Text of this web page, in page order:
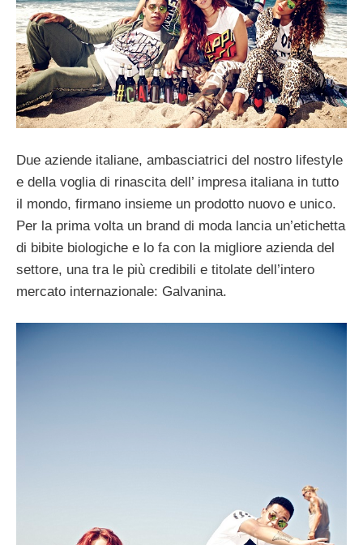
Due aziende italiane, ambasciatrici del nostro lifestyle
e della voglia di rinascita dell’ impresa italiana in tutto
il mondo, firmano insieme un prodotto nuovo e unico.
Per la prima volta un brand di moda lancia un’etichetta
di bibite biologiche e lo fa con la migliore azienda del
settore, una tra le più credibili e titolate dell’intero
mercato internazionale: Galvanina.